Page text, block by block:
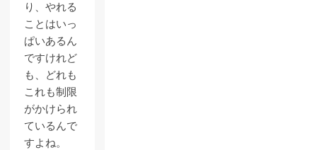
り、やれる
ことはいっ
ぱいあるん
ですけれど
も、どれも
これも制限
がかけられ
ているんで
すよね。